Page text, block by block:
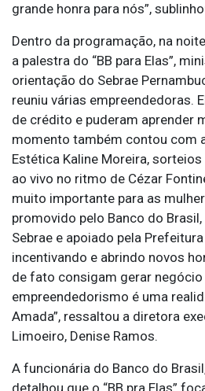
grande honra para nós”,
Dentro da programação, na
a palestra do “BB para Elas”,
orientação do Sebrae
reuniu várias empreendedoras.
de crédito e puderam aprender
momento também contou com
Estética Kaline Moreira,
ao vivo no ritmo de Cézar
muito importante para as
promovido pelo Banco do
Sebrae e apoiado pela
incentivando e abrindo novos
de fato consigam gerar
empreendedorismo é uma
Amada”, ressaltou a diretora
Limoeiro, Denise Ramos.
A funcionária do Banco do